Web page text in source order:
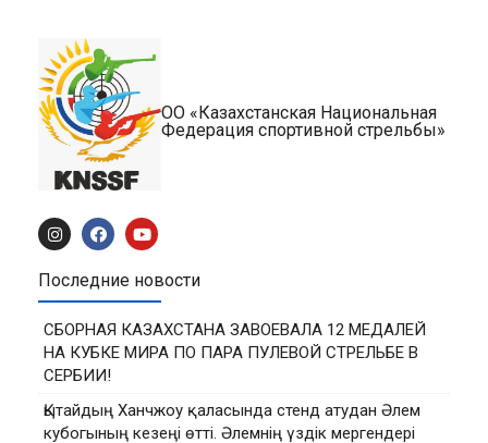
ОО «Казахстанская Национальная
Федерация спортивной стрельбы»
Последние новости
СБОРНАЯ КАЗАХСТАНА ЗАВОЕВАЛА 12 МЕДАЛЕЙ
НА КУБКЕ МИРА ПО ПАРА ПУЛЕВОЙ СТРЕЛЬБЕ В
СЕРБИИ!
Қытайдың Ханчжоу қаласында стенд атудан Әлем
кубогының кезеңі өтті. Әлемнің үздік мергендері